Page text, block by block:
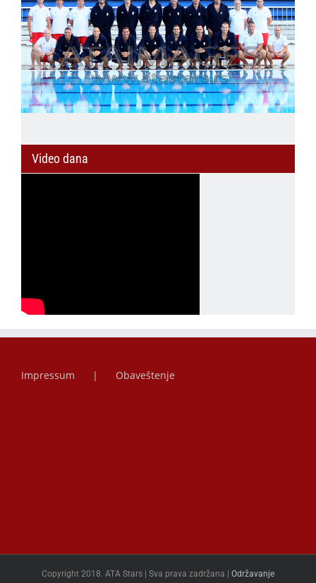
Video dana
Impressum Obaveštenje
Copyright 2018. ATA Stars | Sva prava zadržana | Održavanje